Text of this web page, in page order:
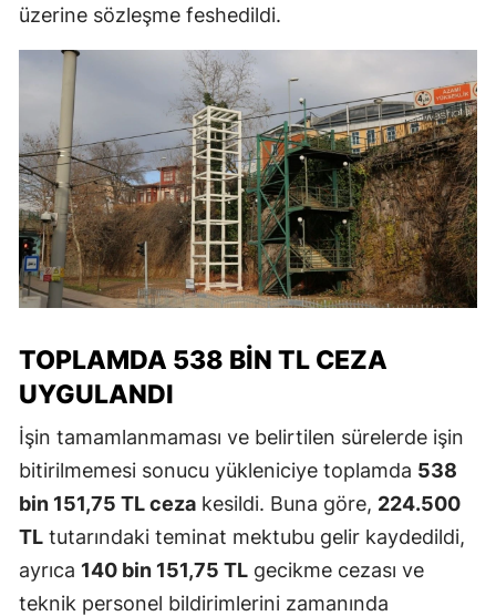
üzerine sözleşme feshedildi.
TOPLAMDA 538 BIN TL CEZA
UYGULANDI
İşin tamamlanmaması ve belirtilen sürelerde işin
bitirilmemesi sonucu yükleniciye toplamda 538
bin 151,75 TL ceza kesildi. Buna göre, 224.500
TL tutarındaki teminat mektubu gelir kaydedildi,
ayrıca 140 bin 151,75 TL gecikme cezası ve
teknik personel bildirimlerini zamanında